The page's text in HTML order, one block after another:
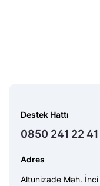
Destek Hattı
0850 241 22 41
Adres
Altunizade Mah. İnci